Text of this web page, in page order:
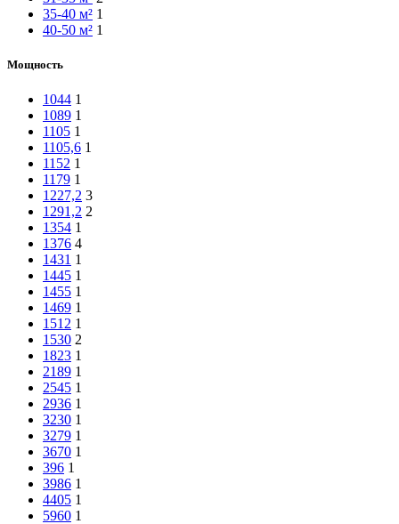
35-40 м² 1
40-50 м² 1
Мощность
1044 1
1089 1
1105 1
1105,6 1
1152 1
1179 1
1227,2 3
1291,2 2
1354 1
1376 4
1431 1
1445 1
1455 1
1469 1
1512 1
1530 2
1823 1
2189 1
2545 1
2936 1
3230 1
3279 1
3670 1
396 1
3986 1
4405 1
5960 1